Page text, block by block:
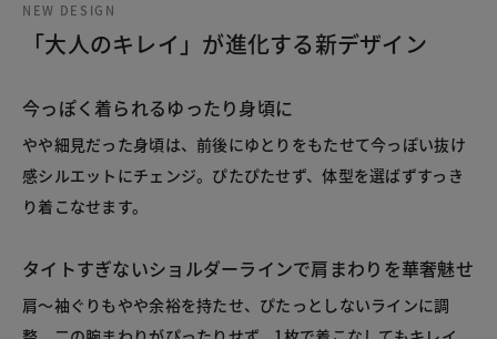
NEW DESIGN
「大人のキレイ」が進化する新デザイン
今っぽく着られるゆったり身頃に
やや細見だった身頃は、前後にゆとりをもたせて今っぽい抜け
感シルエットにチェンジ。ぴたぴたせず、体型を選ばずすっき
り着こなせます。
タイトすぎないショルダーラインで肩まわりを華奢魅せ
肩～袖ぐりもやや余裕を持たせ、ぴたっとしないラインに調